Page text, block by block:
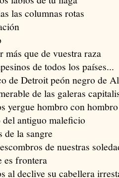
las columnas rotas
más que de vuestra raza
de todos los países...
de Detroit peón negro de
de las galeras
yergue hombro con hombro
del antiguo maleficio
de la sangre
de nuestras
es frontera
al declive su cabellera